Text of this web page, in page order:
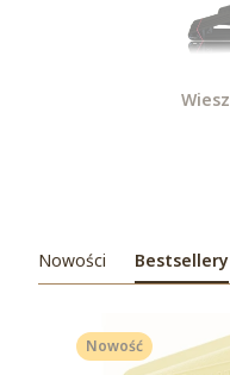
Nowości Bestsellery
Nowość